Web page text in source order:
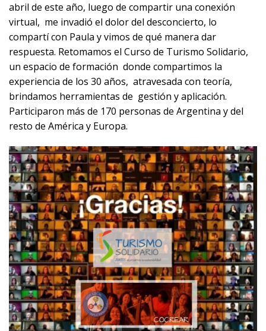
abril de este año, luego de compartir una conexión
virtual, me invadió el dolor del desconcierto, lo
compartí con Paula y vimos de qué manera dar
respuesta. Retomamos el Curso de Turismo Solidario,
un espacio de formación donde compartimos la
experiencia de los 30 años, atravesada con teoría,
brindamos herramientas de gestión y aplicación.
Participaron más de 170 personas de Argentina y del
resto de América y Europa.